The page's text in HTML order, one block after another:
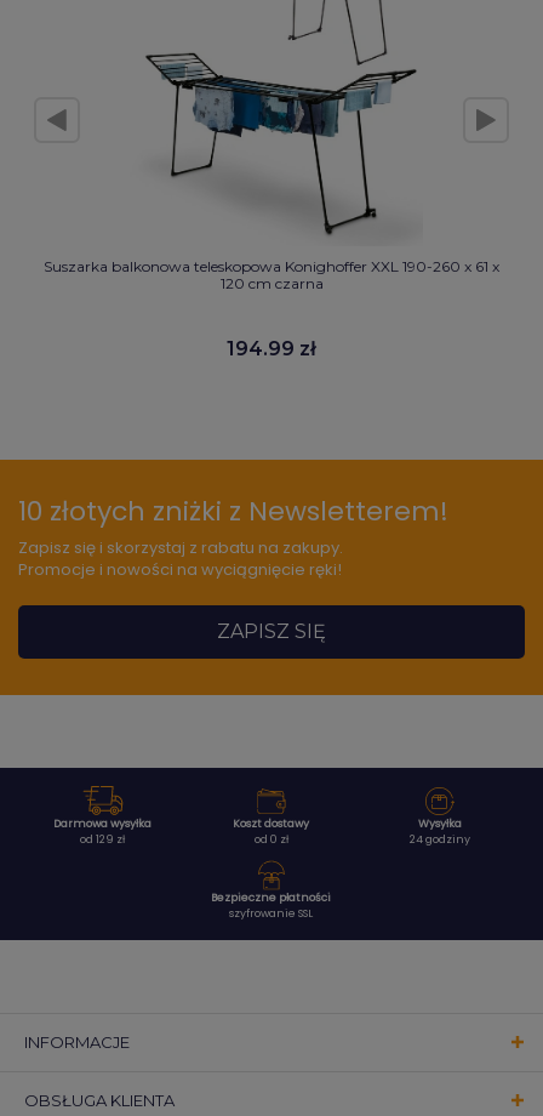
Suszarka balkonowa teleskopowa Konighoffer XXL 190-260 x 61 x
120 cm czarna
194.99 zł
10 złotych zniżki z Newsletterem!
Zapisz się i skorzystaj z rabatu na zakupy.
Promocje i nowości na wyciągnięcie ręki!
ZAPISZ SIĘ
Darmowa wysyłka
od 129 zł
Koszt dostawy
od 0 zł
Wysyłka
24 godziny
Bezpieczne płatności
szyfrowanie SSL
INFORMACJE
OBSŁUGA KLIENTA